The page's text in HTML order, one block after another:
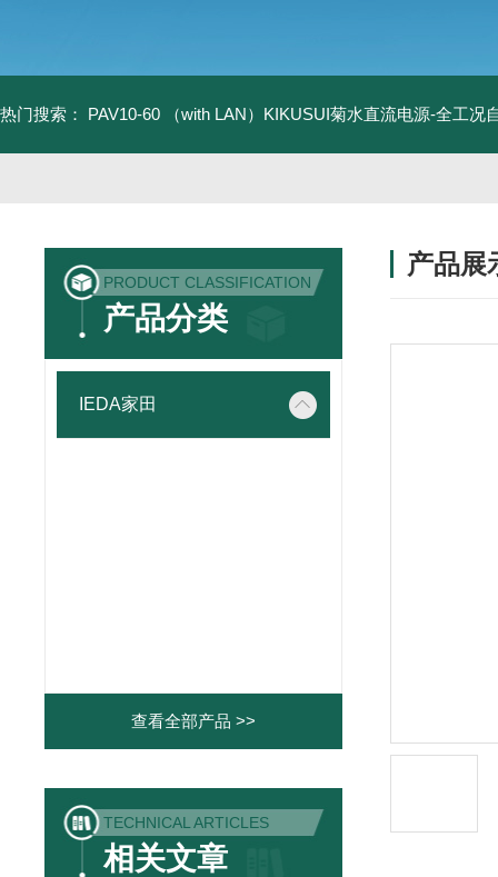
热门搜索： PAV10-60 （with LAN）KIKUSUI菊水直流电源-全工况
PRODUCT CLASSIFICATION
产品分类
IEDA家田
查看全部产品 >>
TECHNICAL ARTICLES
相关文章
产品展